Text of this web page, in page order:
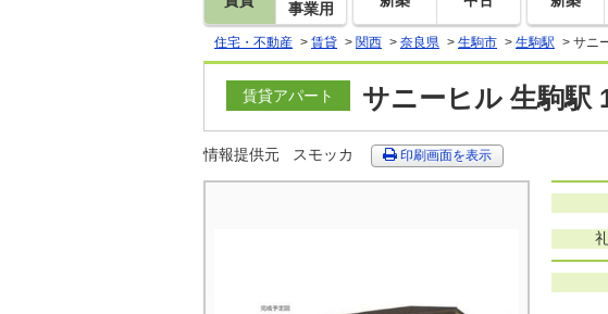
事業用
住宅・不動産 > 賃貸 > 関西 > 奈良県 > 生駒市 > 生駒駅 > サニ
賃貸アパート サニーヒル 生駒駅
情報提供元 スモッカ 印刷画面を表示